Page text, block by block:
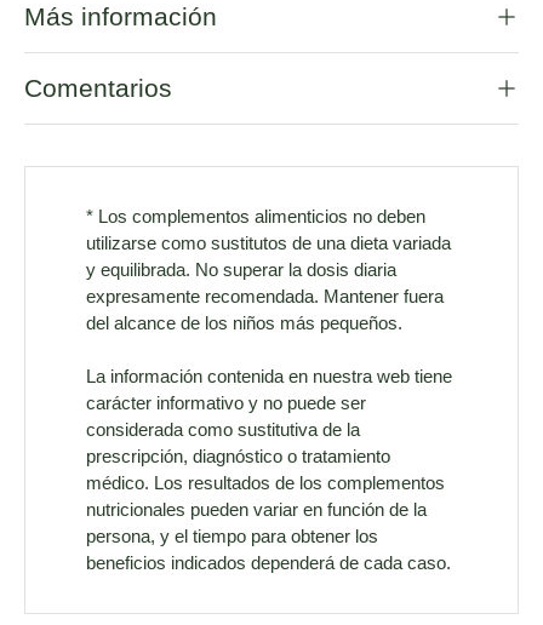
Más información
Comentarios
* Los complementos alimenticios no deben
utilizarse como sustitutos de una dieta variada
y equilibrada. No superar la dosis diaria
expresamente recomendada. Mantener fuera
del alcance de los niños más pequeños.
La información contenida en nuestra web tiene
carácter informativo y no puede ser
considerada como sustitutiva de la
prescripción, diagnóstico o tratamiento
médico. Los resultados de los complementos
nutricionales pueden variar en función de la
persona, y el tiempo para obtener los
beneficios indicados dependerá de cada caso.